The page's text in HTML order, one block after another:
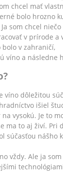
chcel mať
bolo hrozno
som chcel
v prírode a
bolo v zahraničí,
víno a následne
víno dôležitou
išiel
vysokú. Je to
ma to aj živí. Pri
súčasťou nášho
vždy. Ale ja